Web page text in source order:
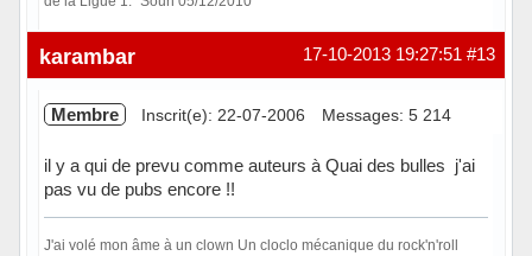
Hors ligne #13
17-10-2013 19:27:51
karambar
Membre Inscrit(e): 22-07-2006 Messages: 5 214
il y a qui de prevu comme auteurs à Quai des bulles j'ai
pas vu de pubs encore !!
J'ai volé mon âme à un clown Un cloclo mécanique du rock'n'roll